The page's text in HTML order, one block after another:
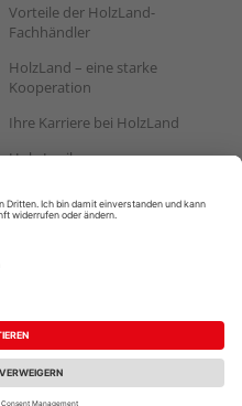
Vorteile der HolzLand-
Fachhändler
HolzLand – eine starke
Kooperation
Ihre Karriere bei HolzLand
Holz-Lexikon
Nutzungsbedingungen
Vertrag widerrufen